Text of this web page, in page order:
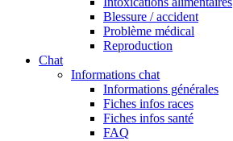
Blessure / accident
Problème médical
Reproduction
Chat
Informations chat
Informations générales
Fiches infos races
Fiches infos santé
FAQ